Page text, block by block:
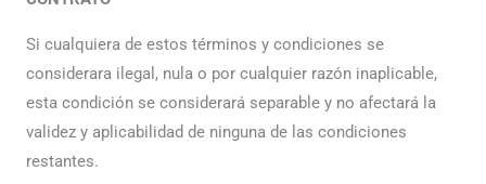
Si cualquiera de estos términos y condiciones se
considerara ilegal, nula o por cualquier razón inaplicable,
esta condición se considerará separable y no afectará la
validez y aplicabilidad de ninguna de las condiciones
restantes.